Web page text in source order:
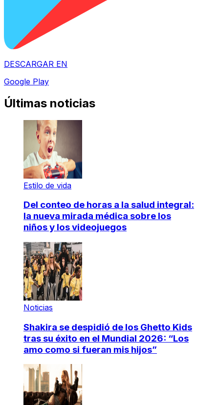
DESCARGAR EN
Google Play
Últimas noticias
Estilo de vida
Del conteo de horas a la salud integral:
la nueva mirada médica sobre los
niños y los videojuegos
Noticias
Shakira se despidió de los Ghetto Kids
tras su éxito en el Mundial 2026: “Los
amo como si fueran mis hijos”